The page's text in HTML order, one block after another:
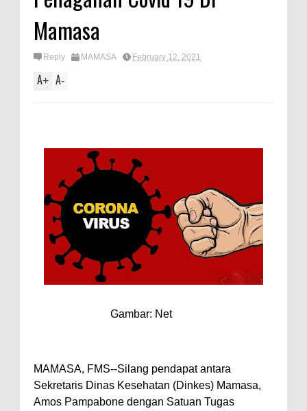
Mamasa
Reply MAMASA February 12, 2021
A+ A-
Gambar: Net
MAMASA, FMS--Silang pendapat antara
Sekretaris Dinas Kesehatan (Dinkes) Mamasa,
Amos Pampabone dengan Satuan Tugas